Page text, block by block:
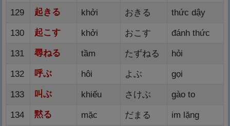
129 起きる khởi おきる thức dậy
130 起こす khởi おこす đánh thức
131 尋ねる tầm たずねる hỏi
132 呼ぶ hôi よぶ gọi
133 叫 ぶ khiếu さけぶ gào to
134 黙る mặc だまる im lặng